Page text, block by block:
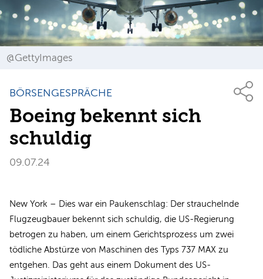
@GettyImages
BÖRSENGESPRÄCHE
Boeing bekennt sich
schuldig
09.07.24
New York – Dies war ein Paukenschlag: Der strauchelnde
Flugzeugbauer bekennt sich schuldig, die US-Regierung
betrogen zu haben, um einem Gerichtsprozess um zwei
tödliche Abstürze von Maschinen des Typs 737 MAX zu
entgehen. Das geht aus einem Dokument des US-
Anmelden